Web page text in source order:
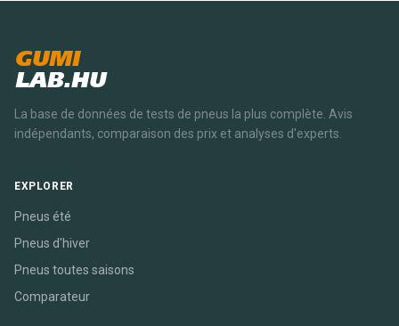
GUMI
LAB.HU
La base de données de tests de pneus la plus complète. Avis
indépendants, comparaison des prix et analyses d'experts.
EXPLORER
Pneus été
Pneus d'hiver
Pneus toutes saisons
Comparateur